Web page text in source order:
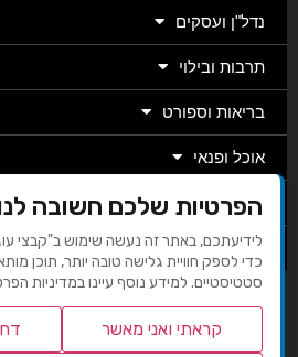
נדל"ן ועסקים
תרבות ובילוי
בריאות וספורט
אוכל ופנאי
מגזין
מערכת
בניית אתרים EMG
הפרטיות שלכם חשובה לנו
כדי לספק חוויית גלישה טובה יותר, תוכן
סטטיסטיים. למידע נוסף עיינו במדיניות
קראתי ואני מאשר